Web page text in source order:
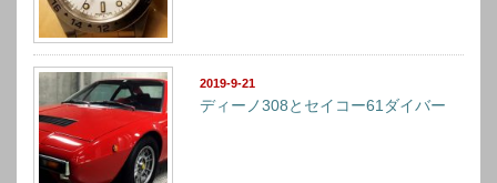
2019-9-21
ディーノ308とセイコー61ダイバー